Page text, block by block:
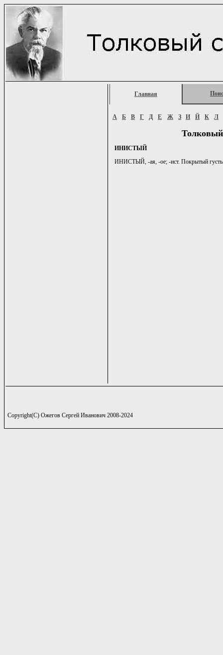
Главная
А Б В Г Д Е Ж З И Й К Л
ИНИСТЫЙ
ИНИСТЫЙ, -ая, -ое; -ист. Покрытый
Copyright(C) Ожегов Сергей Иванович 2008-2024